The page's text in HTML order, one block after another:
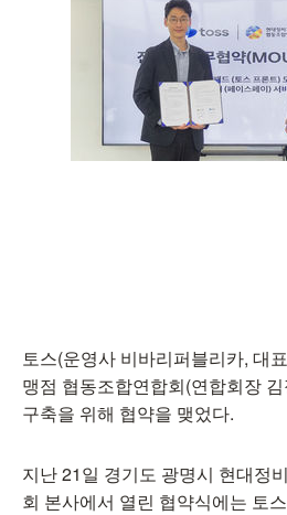
토스(운영사 비바리퍼블리카, 대
맹점 협동조합연합회(연합회장
구축을 위해 협약을 맺었다.
지난 21일 경기도 광명시 현대정
회 본사에서 열린 협약식에는 토